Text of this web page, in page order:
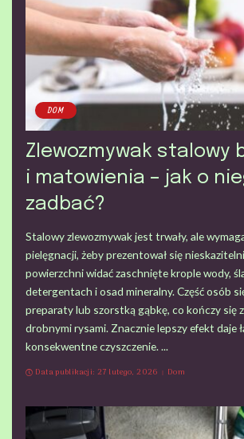
DOM
Zlewozmywak stalowy
i matowienia – jak o
zadbać?
Stalowy zlewozmywak jest trwały, ale
pielęgnacji, żeby prezentował się
powierzchni widać zaschnięte krople wody,
detergentach i osad mineralny. Część osób
preparaty lub szorstką gąbkę, co kończy się
drobnymi rysami. Znacznie lepszy efekt daje
konsekwentne czyszczenie. ...
Data publikacji: 27 lutego, 2026
Dom